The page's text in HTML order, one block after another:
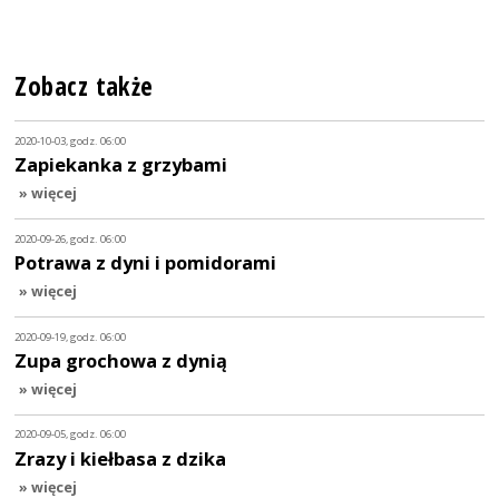
Zobacz także
2020-10-03, godz. 06:00
Zapiekanka z grzybami
» więcej
2020-09-26, godz. 06:00
Potrawa z dyni i pomidorami
» więcej
2020-09-19, godz. 06:00
Zupa grochowa z dynią
» więcej
2020-09-05, godz. 06:00
Zrazy i kiełbasa z dzika
» więcej